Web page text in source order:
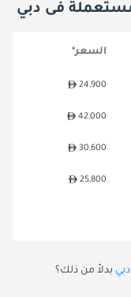
فى دبي
السعر*
24,900
42,000
30,600
25,800
بدلاً من ذلك؟